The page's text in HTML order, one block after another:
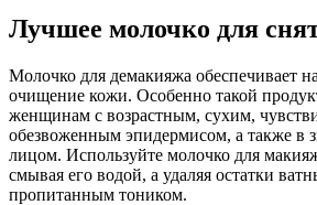
Лучшее молочко для
Молочко для демакияжа обеспечивает
очищение кожи. Особенно такой
женщинам с возрастным, сухим,
обезвоженным эпидермисом, а также в
лицом. Используйте молочко для
смывая его водой, а удаляя остатки
пропитанным тоником.